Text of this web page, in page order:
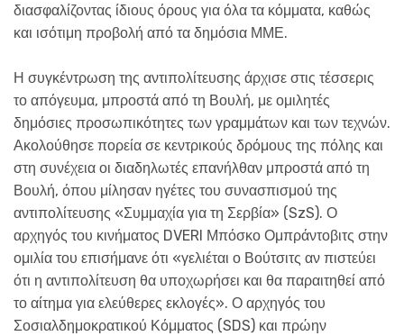
διασφαλίζοντας ίδιους όρους για όλα τα κόμματα, καθώς
και ισότιμη προβολή από τα δημόσια ΜΜΕ.
Η συγκέντρωση της αντιπολίτευσης άρχισε στις τέσσερις
το απόγευμα, μπροστά από τη Βουλή, με ομιλητές
δημόσιες προσωπικότητες των γραμμάτων και των τεχνών.
Ακολούθησε πορεία σε κεντρικούς δρόμους της πόλης και
στη συνέχεια οι διαδηλωτές επανήλθαν μπροστά από τη
Βουλή, όπου μίλησαν ηγέτες του συνασπισμού της
αντιπολίτευσης «Συμμαχία για τη Σερβία» (SzS). Ο
αρχηγός του κινήματος DVERI Μπόσκο Ομπράντοβιτς στην
ομιλία του επισήμανε ότι «γελιέται ο Βούτσιτς αν πιστεύει
ότι η αντιπολίτευση θα υποχωρήσει και θα παραιτηθεί από
το αίτημα για ελεύθερες εκλογές». Ο αρχηγός του
Σοσιαλδημοκρατικού Κόμματος (SDS) και πρώην